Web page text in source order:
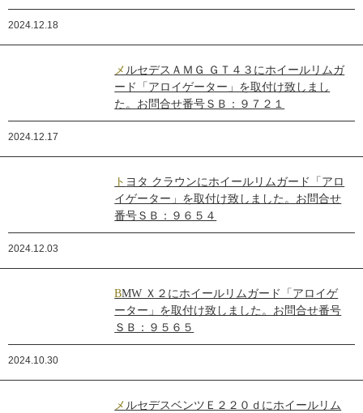
2024.12.18
メルセデスＡＭＧ ＧＴ４３にホイールリムガ
ード「アロイゲーター」を取付け致しまし
た。お問合せ番号ＳＢ：９７２１
2024.12.17
トヨタ クラウンにホイールリムガード「アロ
イゲーター」を取付け致しました。お問合せ
番号ＳＢ：９６５４
2024.12.03
BMW Ｘ２にホイールリムガード「アロイゲ
ーター」を取付け致しました。お問合せ番号
ＳＢ：９５６５
2024.10.30
メルセデスベンツＥ２２０ｄにホイールリム